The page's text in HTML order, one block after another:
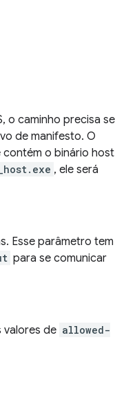
o caminho precisa
de manifesto. O
o binário
, ele será
Esse parâmetro tem
para se comunicar
valores de allowed-